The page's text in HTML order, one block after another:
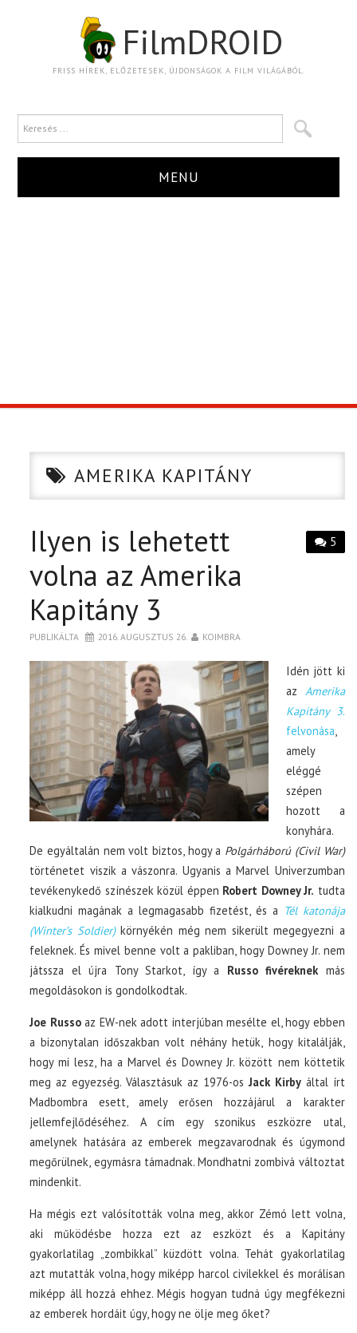
FilmDROID
FRISS HÍREK, ELŐZETESEK, ÚJDONSÁGOK A FILM VILÁGÁBÓL.
MENU
CIKK
PÓLÓ RENDELÉS
AMERIKA KAPITÁNY
5
Ilyen is lehetett
volna az Amerika
Kapitány 3
PUBLIKÁLTA 2016. AUGUSZTUS 26. KOIMBRA
Idén jött ki
az Amerika
Kapitány 3.
felvonása,
amely
eléggé
szépen
hozott a
konyhára.
De egyáltalán nem volt biztos, hogy a Polgárháború (Civil War)
történetet viszik a vászonra. Ugyanis a Marvel Univerzumban
tevékenykedő színészek közül éppen Robert Downey Jr. tudta
kialkudni magának a legmagasabb fizetést, és a Tél katonája
(Winter’s Soldier) környékén még nem sikerült megegyezni a
feleknek. És mivel benne volt a pakliban, hogy Downey Jr. nem
játssza el újra Tony Starkot, így a Russo fivéreknek más
megoldásokon is gondolkodtak.
Joe Russoaz EW-nek adott interjúban mesélte el, hogy ebben
a bizonytalan időszakban volt néhány hetük, hogy kitalálják,
hogy mi lesz, ha a Marvel és Downey Jr. között nem köttetik
meg az egyezség. Választásuk az 1976-os Jack Kirbyáltal írt
Madbombra esett, amely erősen hozzájárul a karakter
jellemfejlődéséhez. A cím egy szonikus eszközre utal,
amelynek hatására az emberek megzavarodnak és úgymond
megőrülnek, egymásra támadnak. Mondhatni zombivá változtat
mindenkit.
Ha mégis ezt valósították volna meg, akkor Zémó lett volna,
aki működésbe hozza ezt az eszközt és a Kapitány
gyakorlatilag „zombikkal” küzdött volna. Tehát gyakorlatilag
azt mutatták volna, hogy miképp harcol civilekkel és morálisan
miképp áll hozzá ehhez. Mégis hogyan tudná úgy megfékezni
az emberek hordáit úgy, hogy ne ölje meg őket?